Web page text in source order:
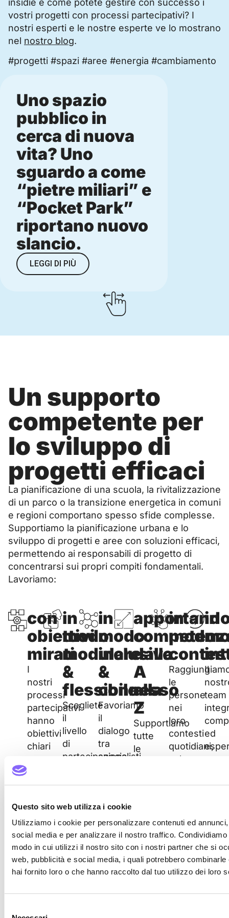
Questo sito web utilizza i cookie
Utilizziamo i cookie per personalizzare contenuti ed
social media e per analizzare il nostro traffico.
modo in cui utilizzi il nostro sito con i nostri partner che si
web, pubblicità e social media, i quali potrebbero
hai fornito loro o che hanno raccolto dal tuo utilizzo dei loro
insidie e come potete gestire con successo i
vostri progetti con processi partecipativi? I
nostri esperti e le nostre esperte ve lo mostrano
nel nostro blog.
#progetti #spazi #aree #energia #cambiamento
Uno spazio
pubblico in
cerca di nuova
vita? Uno
sguardo a come
“pietre miliari” e
“Pocket Park”
riportano nuovo
slancio.
LEGGI DI PIÙ
Un supporto
competente per
lo sviluppo di
progetti efficaci
La pianificazione di una scuola, la rivitalizzazione
di un parco o la transizione energetica in comuni
e regioni comportano spesso sfide complesse.
Supportiamo la pianificazione urbana e lo
sviluppo di progetti e aree con soluzioni efficaci,
permettendo ai responsabili di progetto di
concentrarsi sui propri compiti fondamentali.
Lavoriamo:
con
obiettivi
mirati
I
nostri
processi
partecipativi
hanno
obiettivi
chiari
condivisi
modo
trasparente.
in
modo
modulare
&
flessibile
Scegliete
il
livello
di
partecipazione
vostro
progetto
e
alle
sue
tempistiche
dal
in
modo
inclusivo
&
connesso
Favoriamo
il
dialogo
tra
specialisti
professionali,
connettendo
prospettive
ed
esigenze
diverse.
dalla
A
alla
Z
Supportiamo
tutte
le
progetto
al
concept,
dall’implementazione
alla
misurazione
in
modo
le
persone
nei
loro
contesti
quotidiani,
sul
e
digitali.
in
Il
team
ed